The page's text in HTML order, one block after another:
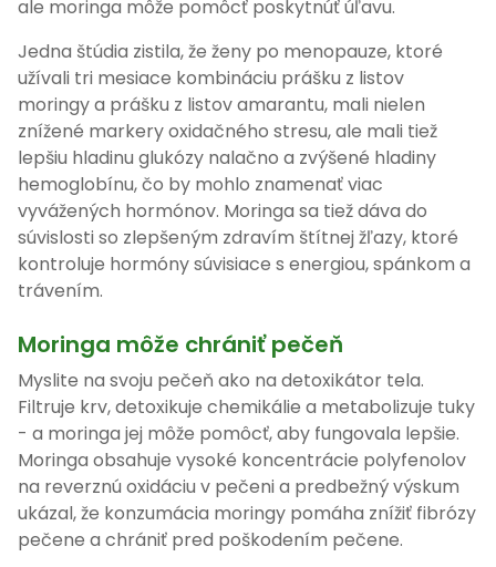
ale moringa môže pomôcť poskytnúť úľavu.
Jedna štúdia zistila, že ženy po menopauze, ktoré
užívali tri mesiace kombináciu prášku z listov
moringy a prášku z listov amarantu, mali nielen
znížené markery oxidačného stresu, ale mali tiež
lepšiu hladinu glukózy nalačno a zvýšené hladiny
hemoglobínu, čo by mohlo znamenať viac
vyvážených hormónov. Moringa sa tiež dáva do
súvislosti so zlepšeným zdravím štítnej žľazy, ktoré
kontroluje hormóny súvisiace s energiou, spánkom a
trávením.
Moringa môže chrániť pečeň
Myslite na svoju pečeň ako na detoxikátor tela.
Filtruje krv, detoxikuje chemikálie a metabolizuje tuky
- a moringa jej môže pomôcť, aby fungovala lepšie.
Moringa obsahuje vysoké koncentrácie polyfenolov
na reverznú oxidáciu v pečeni a predbežný výskum
ukázal, že konzumácia moringy pomáha znížiť fibrózy
pečene a chrániť pred poškodením pečene.